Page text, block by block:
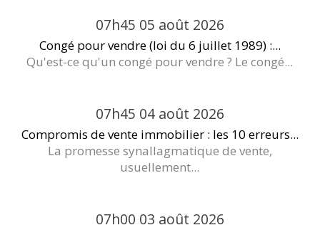
07h45 05 août 2026
Congé pour vendre (loi du 6 juillet 1989) :...
Qu'est-ce qu'un congé pour vendre ? Le congé...
07h45 04 août 2026
Compromis de vente immobilier : les 10 erreurs...
La promesse synallagmatique de vente,
usuellement...
07h00 03 août 2026